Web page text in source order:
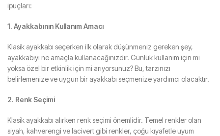
ipuçları:
1. Ayakkabının Kullanım Amacı
Klasik ayakkabı seçerken ilk olarak düşünmeniz gereken şey,
ayakkabıyı ne amaçla kullanacağınızdır. Günlük kullanım için mi
yoksa özel bir etkinlik için mi arıyorsunuz? Bu, tarzınızı
belirlemenize ve uygun bir ayakkabı seçmenize yardımcı olacaktır.
2. Renk Seçimi
Klasik ayakkabı alırken renk seçimi önemlidir. Temel renkler olan
siyah, kahverengi ve lacivert gibi renkler, çoğu kıyafetle uyum